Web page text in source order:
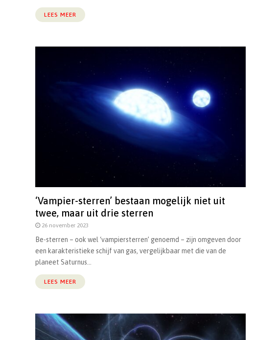
LEES MEER
‘Vampier-sterren’ bestaan mogelijk niet uit
twee, maar uit drie sterren
26 november 2023
Be-sterren – ook wel ‘vampiersterren’ genoemd – zijn omgeven door
een karakteristieke schijf van gas, vergelijkbaar met die van de
planeet Saturnus...
LEES MEER